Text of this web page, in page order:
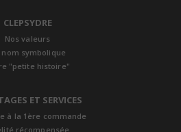
CLEPSYDRE
Nos valeurs
nom symbolique
"petite histoire"
ET SERVICES
à la 1ère commande
récompensée